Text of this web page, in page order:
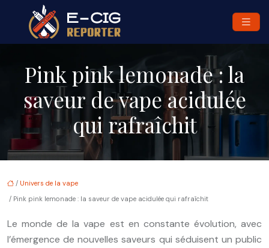
Pink pink lemonade : la
saveur de vape acidulée
qui rafraîchit
/ Univers de la vape
/ Pink pink lemonade : la saveur de vape acidulée qui rafraîchit
Le monde de la vape est en constante évolution, avec
l’émergence de nouvelles saveurs qui séduisent un public